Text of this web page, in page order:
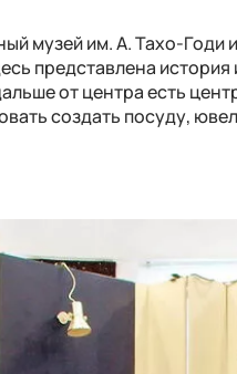
музей им. А. Тахо-Годи
представлена
от центра есть
создать посуду,